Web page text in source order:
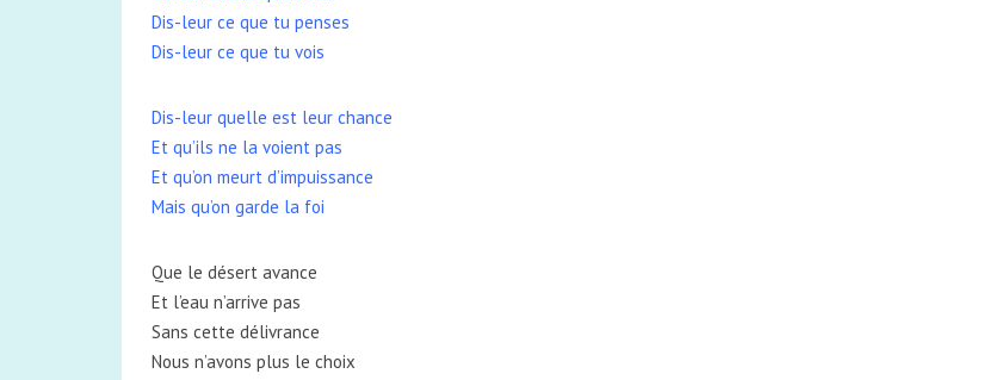
Dis-leur ce que tu penses
Dis-leur ce que tu vois
Dis-leur quelle est leur chance
Et qu’ils ne la voient pas
Et qu’on meurt d’impuissance
Mais qu’on garde la foi
Que le désert avance
Et l’eau n’arrive pas
Sans cette délivrance
Nous n’avons plus le choix